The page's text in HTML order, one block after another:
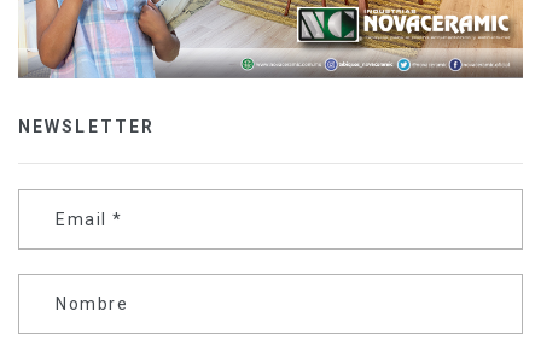
NEWSLETTER
Email *
Nombre